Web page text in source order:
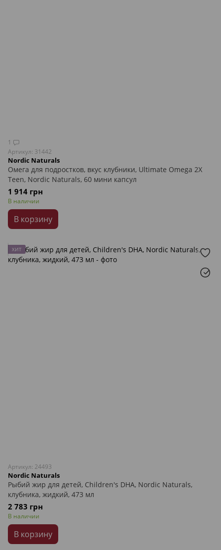
1
Артикул: 31442
Nordic Naturals
Омега для подростков, вкус клубники, Ultimate Omega 2X
Teen, Nordic Naturals, 60 мини капсул
1 914 грн
В наличии
В корзину
ХИТ
Артикул: 24493
Nordic Naturals
Рыбий жир для детей, Children's DHA, Nordic Naturals,
клубника, жидкий, 473 мл
2 783 грн
В наличии
В корзину